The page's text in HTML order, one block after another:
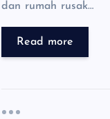
dan rumah rusak…
Read more